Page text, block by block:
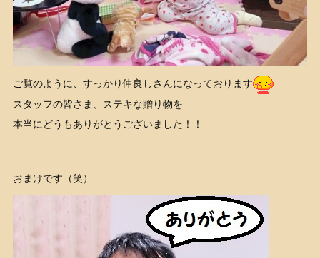
ご覧のように、すっかり仲良しさんになっております
スタッフの皆さま、ステキな贈り物を
本当にどうもありがとうございました！！
おまけです（笑）